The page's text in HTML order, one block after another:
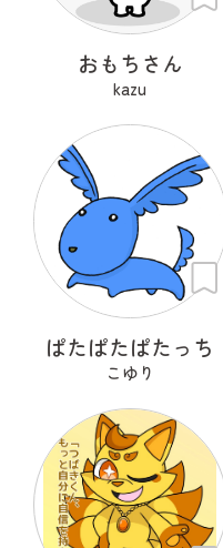
おもちさん
kazu
ぱたぱたぱたっち
こゆり